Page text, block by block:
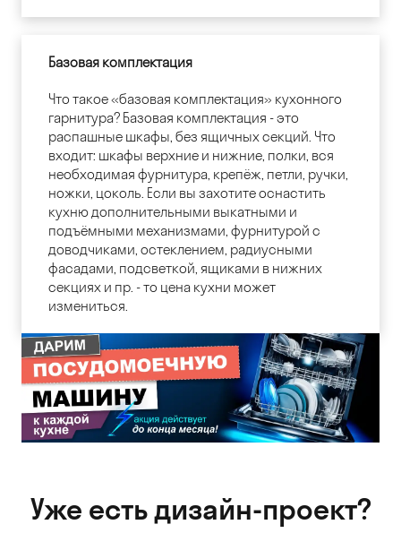
Базовая комплектация
Что такое «базовая комплектация» кухонного
гарнитура? Базовая комплектация - это
распашные шкафы, без ящичных секций. Что
входит: шкафы верхние и нижние, полки, вся
необходимая фурнитура, крепёж, петли, ручки,
ножки, цоколь. Если вы захотите оснастить
кухню дополнительными выкатными и
подъёмными механизмами, фурнитурой с
доводчиками, остеклением, радиусными
фасадами, подсветкой, ящиками в нижних
секциях и пр. - то цена кухни может
измениться.
Уже есть дизайн-проект?